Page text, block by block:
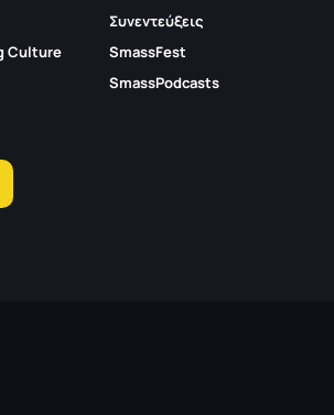
Culture
Συνεντεύξεις
SmassFest
SmassPodcasts